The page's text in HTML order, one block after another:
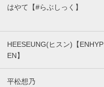
はやて【#らぶしっく】
HEESEUNG(ヒスン)【ENHYP
EN】
平松想乃